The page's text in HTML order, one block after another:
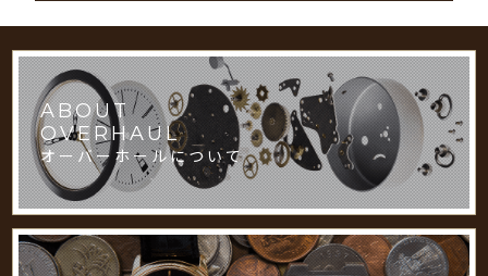
ABOUT
OVERHAUL
オーバーホールについて